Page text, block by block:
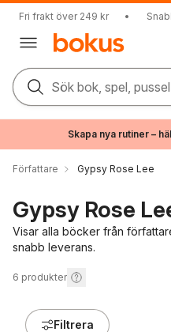
Fri frakt över 249 kr •
Sök bok, spel,
Skapa nya rutiner –
Författare Gypsy Rose Lee
Gypsy Rose
Visar alla böcker från
snabb leverans.
6 produkter
Filtrera